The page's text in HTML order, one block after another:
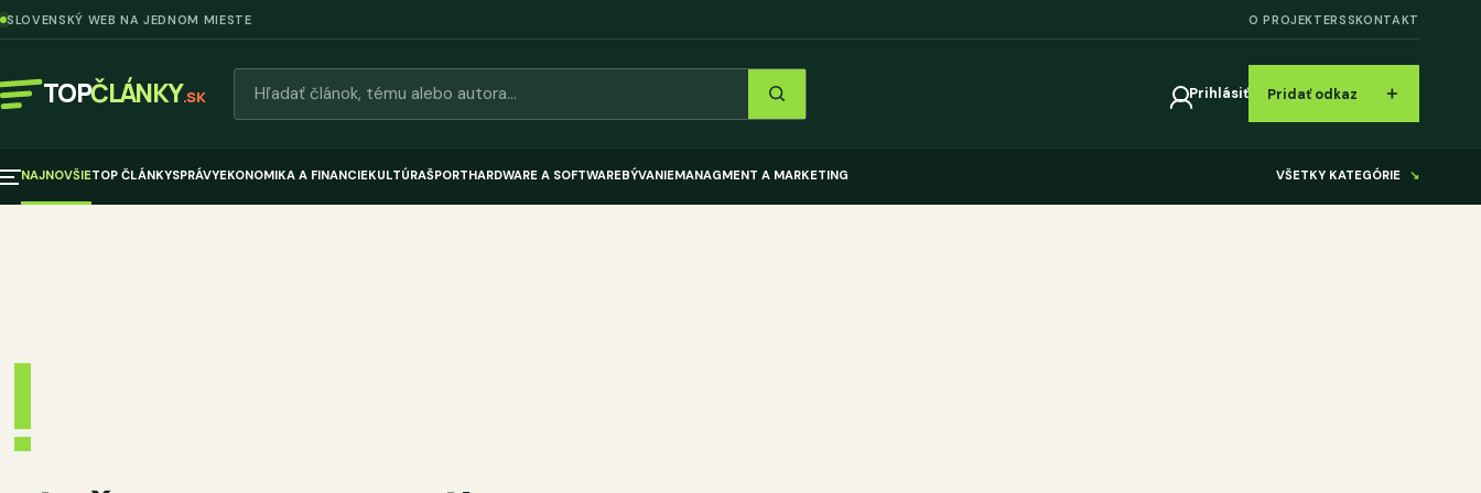
SLOVENSKÝ WEB NA JEDNOM MIESTE O PROJEKTERSSKONTAKT
TOPČLÁNKY.SK Prihlásiť Pridať odkaz ＋
NAJNOVŠIETOP ČLÁNKYSPRÁVYEKONOMIKA A FINANCIEKULTÚRAŠPORTHARDWARE A SOFTWAREBÝVANIEMANAGMENT A MARKETING VŠETKY KATEGÓRIE ↘
!